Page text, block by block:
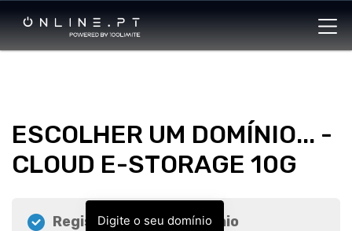
ESCOLHER UM DOMÍNIO... -
CLOUD E-STORAGE 10G
Registar um novo domínio
Digite o seu domínio